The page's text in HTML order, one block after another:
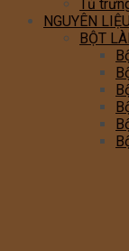
Tủ
NGUYÊN
BỘT